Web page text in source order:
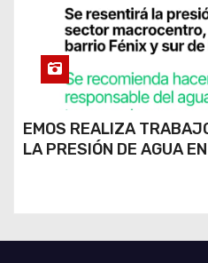
EMOS REALIZA
LA PRESIÓN DE AGUA